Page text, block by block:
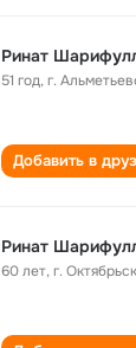
Ринат
51 год,г.
Добавить в
Ринат
60 лет,г.